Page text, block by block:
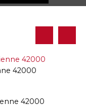
42000
42000